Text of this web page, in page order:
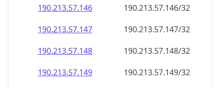
190.213.57.146
190.213.57.146/32
190.213.57.147
190.213.57.147/32
190.213.57.148
190.213.57.148/32
190.213.57.149
190.213.57.149/32